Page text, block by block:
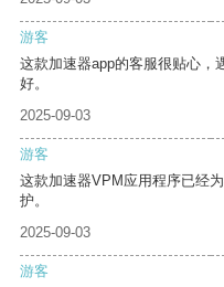
游客
这款加速器app的客服很贴心，
好。
2025-09-03
游客
这款加速器VPM应用程序已经
护。
2025-09-03
游客